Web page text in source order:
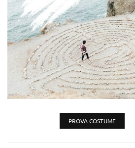
PROVA COSTUME